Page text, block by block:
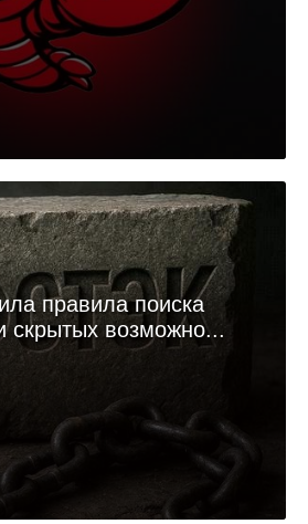
правила поиска
скрытых возможно...